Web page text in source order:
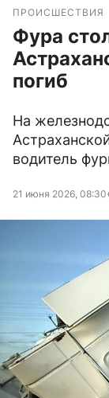
ПРОИСШЕСТВИЯ
Фура
погиб
На
водитель
21 июня 2026, 08:30